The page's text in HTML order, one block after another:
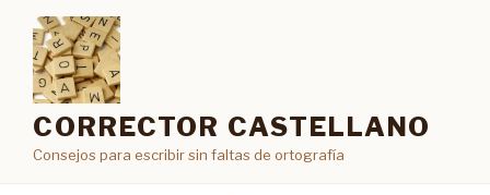
Saltar
contenido
CORRECTOR CASTELLANO
Consejos para escribir sin faltas de ortografía